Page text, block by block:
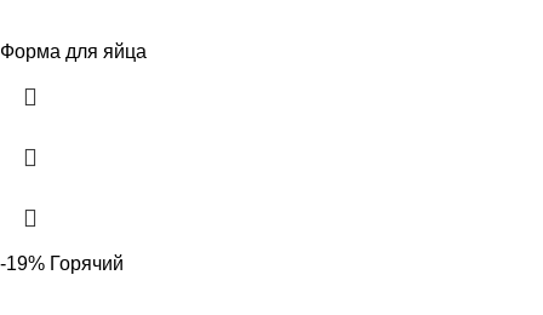
Форма для яйца
-19% Горячий